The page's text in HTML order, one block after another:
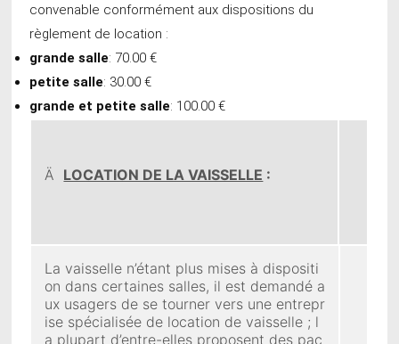
convenable conformément aux dispositions du
règlement de location :
grande salle: 70.00 €
petite salle: 30.00 €
grande et petite salle: 100.00 €
Ä LOCATION DE LA VAISSELLE :
La vaisselle n’étant plus mises à dispositi
on dans certaines salles, il est demandé a
ux usagers de se tourner vers une entrepr
ise spécialisée de location de vaisselle ; l
a plupart d’entre-elles proposent des pac